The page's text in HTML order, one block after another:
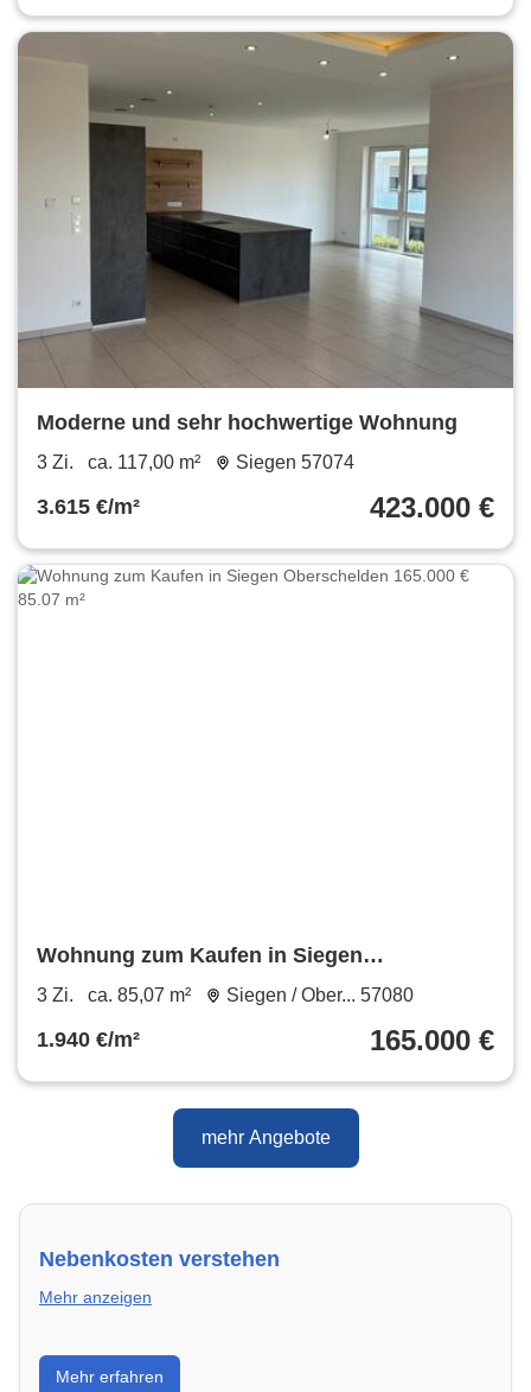
Moderne und sehr hochwertige Wohnung
3 Zi. ca. 117,00 m² Siegen 57074
3.615 €/m² 423.000 €
Wohnung zum Kaufen in Siegen
Oberschelden 165.000 € 85.07 m²
3 Zi. ca. 85,07 m² Siegen / Ober... 57080
1.940 €/m² 165.000 €
mehr Angebote
Nebenkosten verstehen
Mehr anzeigen
Erfahre, welche Nebenkosten rechtmäßig sind und
wie du deine monatliche Belastung optimieren
Mehr erfahren